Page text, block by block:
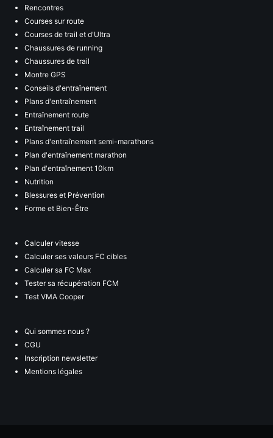
Rencontres
Courses sur route
Courses de trail et d'Ultra
Chaussures de running
Chaussures de trail
Montre GPS
Conseils d'entraînement
Plans d'entraînement
Entraînement route
Entraînement trail
Plans d'entraînement semi-marathons
Plan d'entraînement marathon
Plan d'entraînement 10km
Nutrition
Blessures et Prévention
Forme et Bien-Être
Calculer vitesse
Calculer ses valeurs FC cibles
Calculer sa FC Max
Tester sa récupération FCM
Test VMA Cooper
Qui sommes nous ?
CGU
Inscription newsletter
Mentions légales